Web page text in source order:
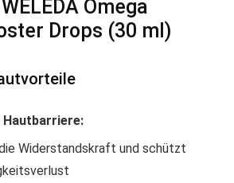
Omega
Drops (30 ml)
Widerstandskraft und schützt